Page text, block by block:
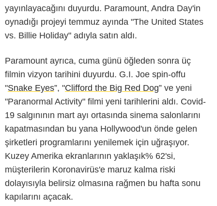
yayınlayacağını duyurdu. Paramount, Andra Day'in
oynadığı projeyi temmuz ayında "The United States
vs. Billie Holiday" adıyla satın aldı.
Paramount ayrıca, cuma günü öğleden sonra üç
filmin vizyon tarihini duyurdu. G.I. Joe spin-offu
"Snake Eyes”, "Clifford the Big Red Dog” ve yeni
"Paranormal Activity" filmi yeni tarihlerini aldı. Covid-
19 salgınının mart ayı ortasında sinema salonlarını
kapatmasından bu yana Hollywood'un önde gelen
şirketleri programlarını yenilemek için uğraşıyor.
Kuzey Amerika ekranlarının yaklaşık% 62'si,
müşterilerin Koronavirüs'e maruz kalma riski
dolayısıyla belirsiz olmasına rağmen bu hafta sonu
kapılarını açacak.